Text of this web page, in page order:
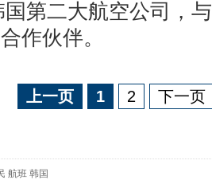
第二大航空公司，
作伙伴。
上一页 1 2 下一页
航班 韩国